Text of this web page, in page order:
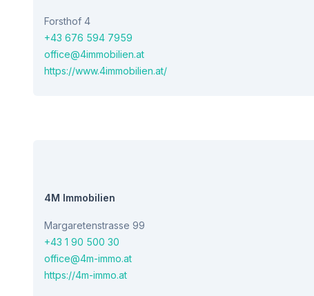
Forsthof 4
+43 676 594 7959
office@4immobilien.at
https://www.4immobilien.at/
4M Immobilien
Margaretenstrasse 99
+43 1 90 500 30
office@4m-immo.at
https://4m-immo.at